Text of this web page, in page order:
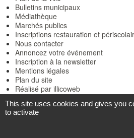
Bulletins municipaux
Médiathèque
Marchés publics
Inscriptions restauration et
Nous contacter
Annoncez votre événement
Inscription à la newsletter
Mentions légales
Plan du site
Réalisé par illicoweb
This site uses cookies and gives you
to activate